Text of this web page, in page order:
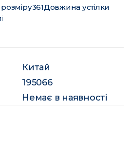
устілки
Китай
195066
Немає в наявності